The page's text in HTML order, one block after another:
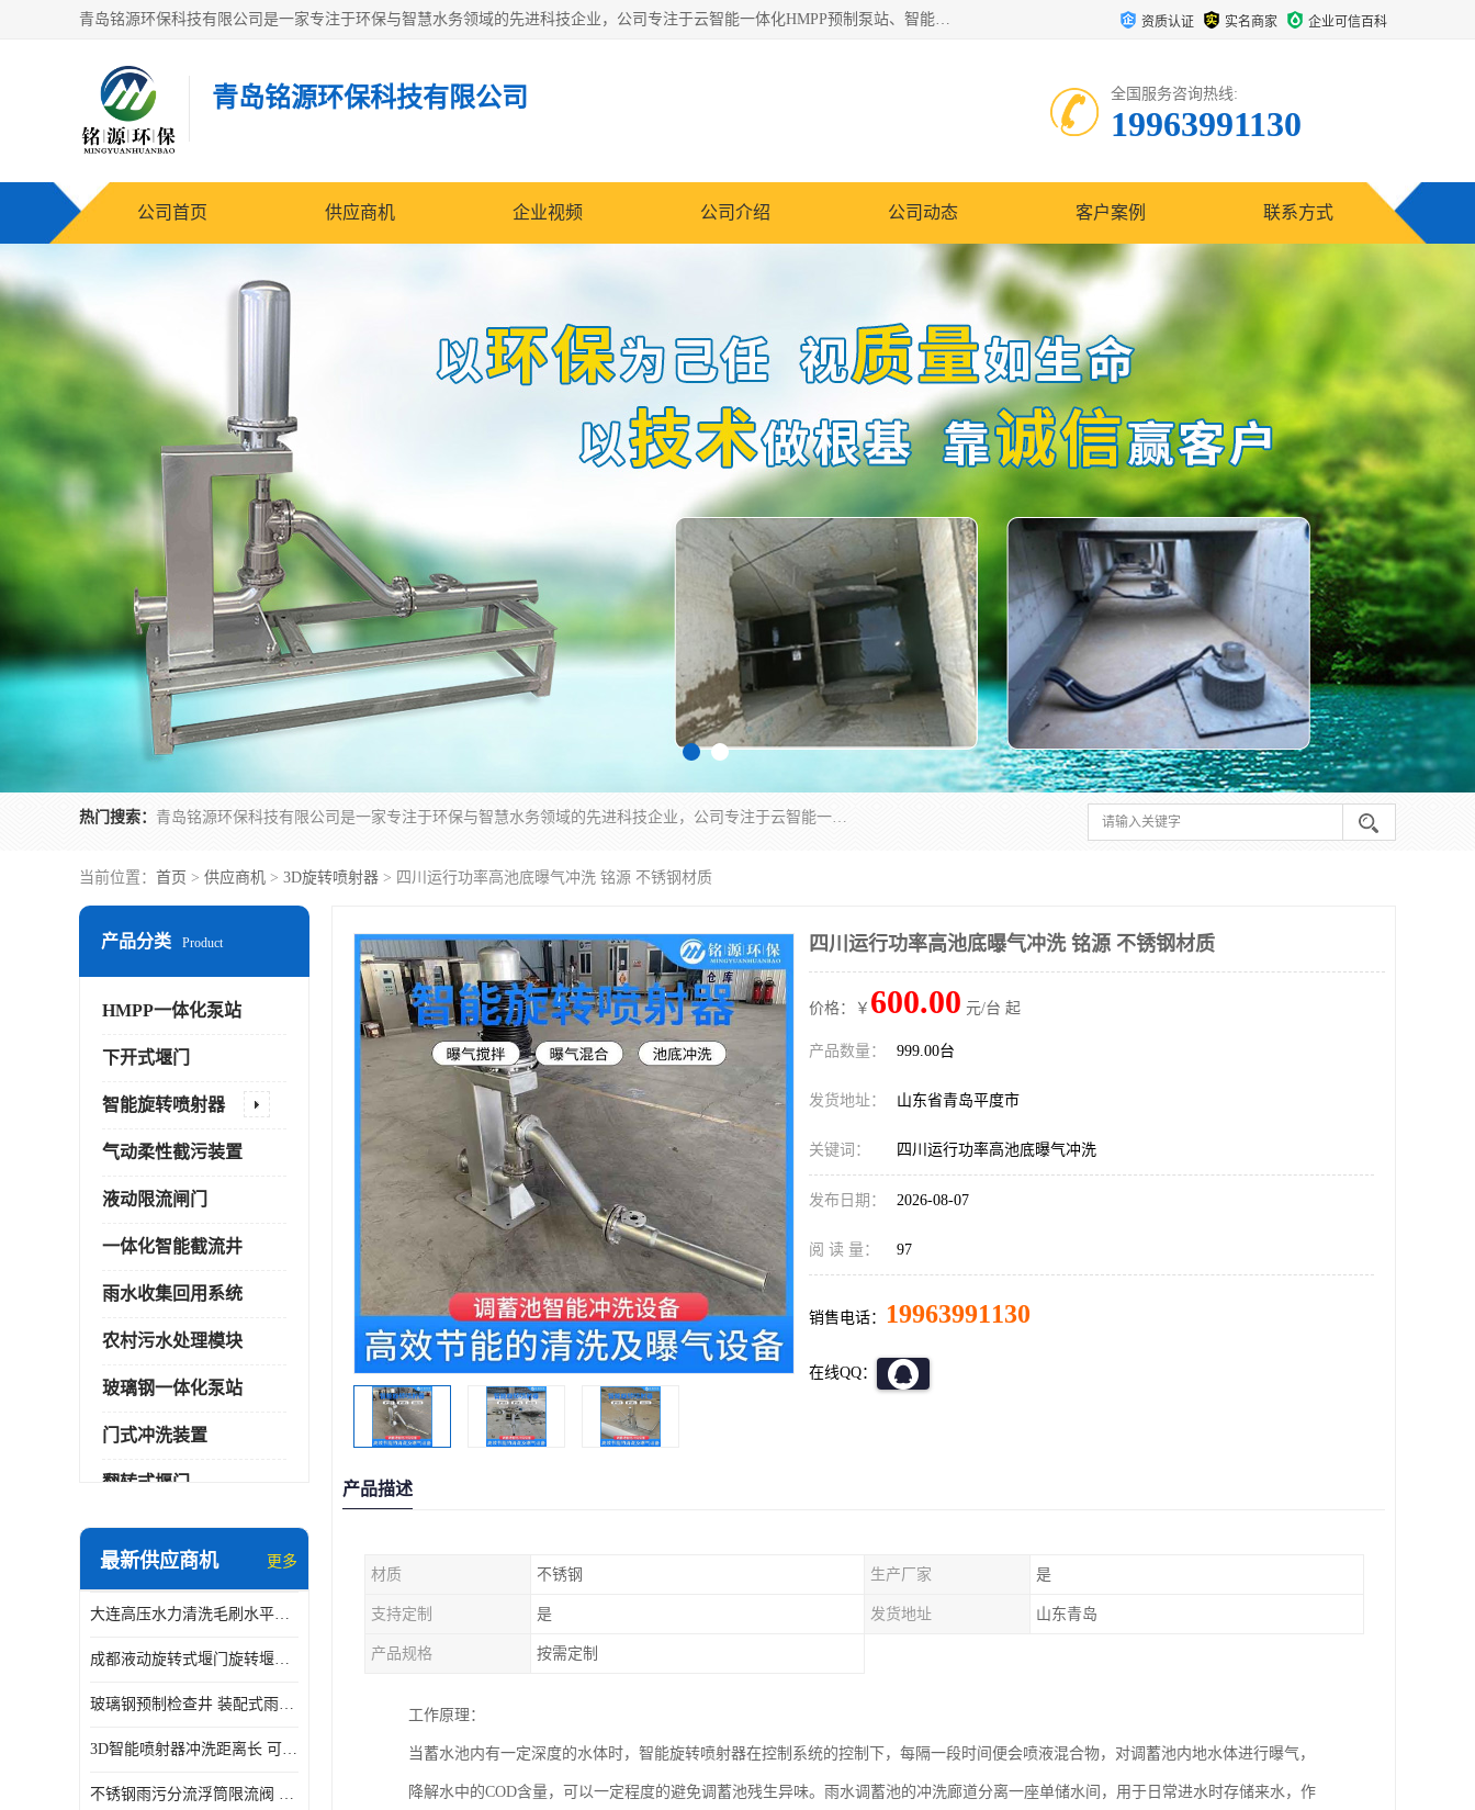
青岛铭源环保科技有限公司是一家专注于环保与智慧水务领域的先进科技企业，公司专注于云智能一体化HMPP预制泵站、智能截流井设备、调蓄池雨洪管理设备、水务循环利用、云智慧水务开发及新型环保技术研发等领域。 资质认证 实名商家 企业可信百科
青岛铭源环保科技有限公司 全国服务咨询热线:
19963991130
公司首页 供应商机 企业视频 公司介绍 公司动态 客户案例 联系方式
热门搜索： 青岛铭源环保科技有限公司是一家专注于环保与智慧水务领域的先进科技企业，公司专注于云智能一体化HMPP预制泵站、智能截流井设备、调蓄池雨洪管理设备、水务循环利用、云智慧水务开发及新型环保技术研发等领域。
当前位置： 首页 > 供应商机 > 3D旋转喷射器 > 四川运行功率高池底曝气冲洗 铭源 不锈钢材质
产品分类 Product
HMPP一体化泵站
下开式堰门
智能旋转喷射器
气动柔性截污装置
液动限流闸门
一体化智能截流井
雨水收集回用系统
农村污水处理模块
玻璃钢一体化泵站
门式冲洗装置
翻转式堰门
智能一体化雨水泵站
智能一体化供水泵房
智能一体化净水设备
最新供应商机 更多
大连高压水力清洗毛刷水平自清洁滚刷 水力自动冲洗系统 水力清洗
成都液动旋转式堰门旋转堰门 自动控制 SUS304
玻璃钢预制检查井 装配式雨水污水井 初期弃流井 源头厂家
3D智能喷射器冲洗距离长 可270度旋转 高强度水压远距离喷洗
不锈钢雨污分流浮筒限流阀 DN150-DN1000 品质可信
四川运行功率高池底曝气冲洗 铭源 不锈钢材质
价格：￥ 600.00 元/台 起
产品数量： 999.00台
发货地址： 山东省青岛平度市
关键词： 四川运行功率高池底曝气冲洗
发布日期： 2026-08-07
阅 读 量： 97
销售电话： 19963991130
在线QQ：
产品描述
材质 不锈钢 生产厂家 是
支持定制 是 发货地址 山东青岛
产品规格 按需定制
工作原理：
当蓄水池内有一定深度的水体时，智能旋转喷射器在控制系统的控制下，每隔一段时间便会喷液混合物，对调蓄池内地水体进行曝气，
降解水中的COD含量，可以一定程度的避免调蓄池残生异味。雨水调蓄池的冲洗廊道分离一座单储水间，用于日常进水时存储来水，作